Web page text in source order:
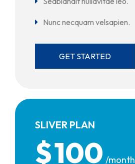
Nunc necquam velsapien.
GET STARTED
SLIVER PLAN
$100 /month